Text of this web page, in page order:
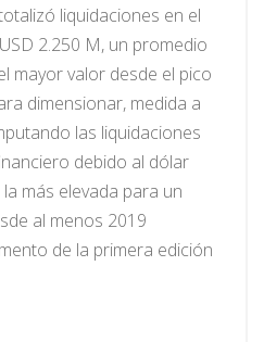
liquidaciones en el
2.250 M, un promedio
mayor valor desde el pico
dimensionar, medida a
las liquidaciones
debido al dólar
más elevada para un
al menos 2019
de la primera edición